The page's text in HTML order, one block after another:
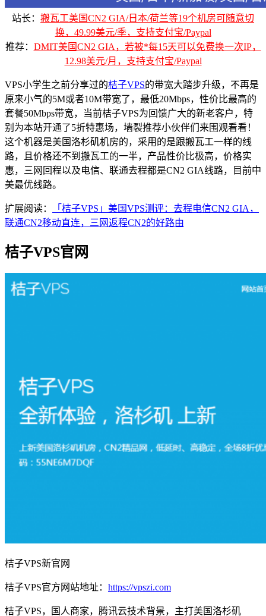
站长： 搬瓦工美国CN2 GIA/日本/荷兰等19个机房可随意切
换，49.99美元/季，支持支付宝/Paypal
推荐： DMIT美国CN2 GIA，若被*每15天可以免费换一次IP，
12.98美元/月，支持支付宝/Paypal
VPS小学生之前分享过的桔子VPS的带宽大踏步升级，不再是
原来小气的5M或者10M带宽了，最低20Mbps，性价比最高的
套餐50Mbps带宽，当前桔子VPS为回馈广大的新老客户，特
别为本站开通了5折特惠场，墙裂推荐小伙伴们来围观看看！
这个机器是美国洛杉矶机房的，采用的是跟搬瓦工一样的线
路，且价格还不到搬瓦工的一半，产品性价比极高，价格实
惠，三网回程以及电信、联通去程都是CN2 GIA线路，目前中
美最优线路。
扩展阅读：
「桔子VPS」美国VPS测评：去程电信CN2 GIA，
联通CN2移动直连，三网返程CN2的好路由
桔子VPS官网
桔子VPS新官网
桔子VPS官方网站地址： https://vpszi.com
桔子VPS，国人商家，腾讯云技术背景，主打美国洛杉矶